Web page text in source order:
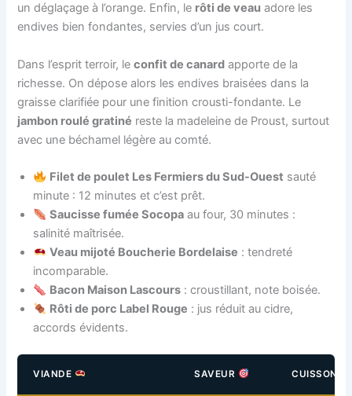
un déglaçage à l’orange. Enfin, le rôti de veau adore les
endives bien fondantes, servies d’un jus court.
Dans l’esprit terroir, leconfit de canard apporte de la
richesse. On dépose alors les endives braisées dans la
graisse clarifiée pour une finition crousti-fondante. Le
jambon roulé gratiné reste la madeleine de Proust, surtout
avec une béchamel légère au comté.
Filet de poulet Les Fermiers du Sud-Ouest sauté
minute : 12 minutes et c’est prêt.
Saucisse fumée Socopa au four, 30 minutes :
salinité maîtrisée.
Veau mijoté Boucherie Bordelaise : tendreté
incomparable.
Bacon Maison Lascours : croustillant, note boisée.
Rôti de porc Label Rouge : jus réduit au cidre,
accords évidents.
VIANDE SAVEUR CUISSON